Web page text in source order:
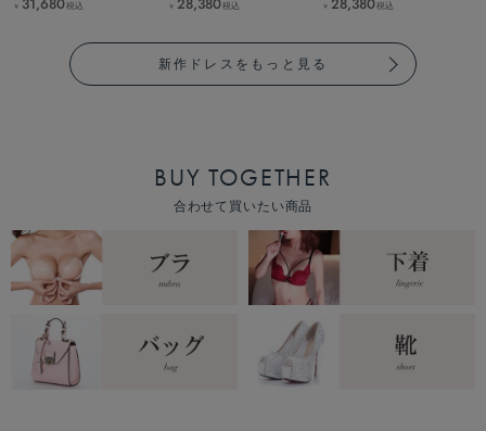
￥ 税込 ￥ 税込 ￥ 税込
新作ドレスをもっと見る
BUY TOGETHER
合わせて買いたい商品